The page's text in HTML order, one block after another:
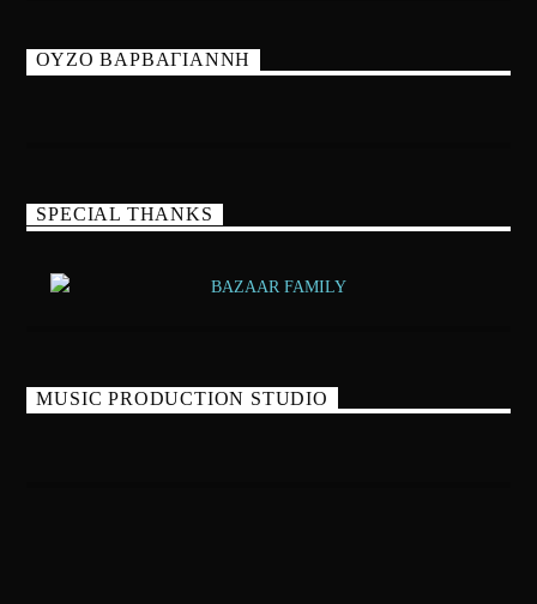
ΟΥΖΟ ΒΑΡΒΑΓΙΑΝΝΗ
SPECIAL THANKS
MUSIC PRODUCTION STUDIO